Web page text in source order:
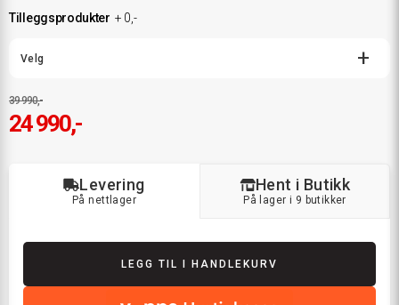
Tilleggsprodukter + 0,-
Velg
39 990,-
24 990,-
Levering
På nettlager
LEGG TIL I HANDLEKURV
Hent i Butikk
På lager i 9 butikker